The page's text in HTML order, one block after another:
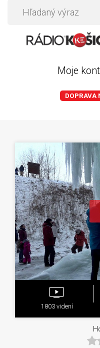
Moje
DOPRAVA
1803 videní